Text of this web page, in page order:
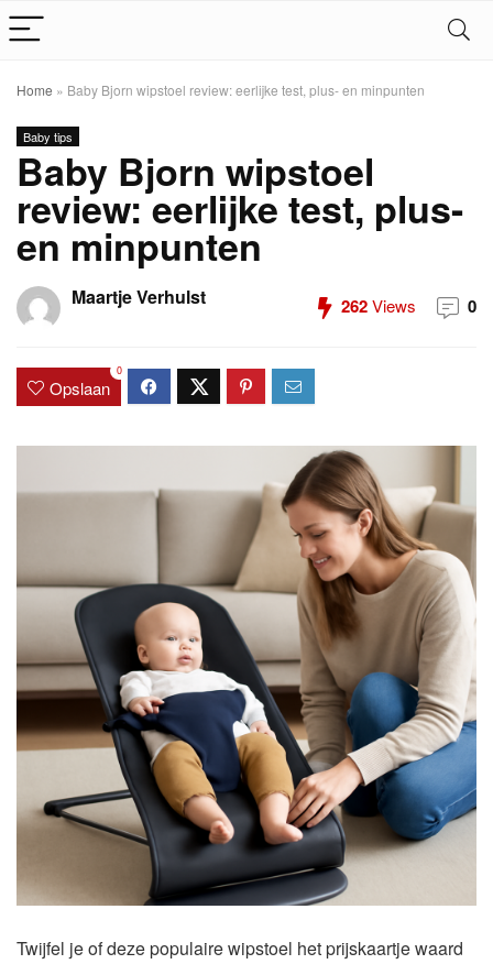
Home » Baby Bjorn wipstoel review: eerlijke test, plus- en minpunten
Baby tips
Baby Bjorn wipstoel
review: eerlijke test, plus-
en minpunten
Maartje Verhulst 262Views 0
Opslaan
0
Twijfel je of deze populaire wipstoel het prijskaartje waard